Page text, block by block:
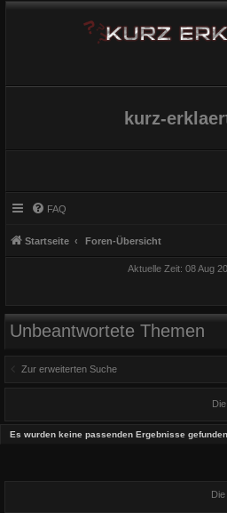
kurz-
FAQ
Startseite Foren-Übersicht
Aktuelle Zeit: 08 Aug
Unbeantwortete Themen
Zur erweiterten Suche
Es wurden keine passenden Ergebnisse